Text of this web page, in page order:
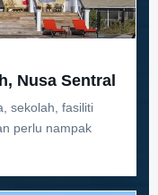
Nusa Sentral
sekolah, fasiliti
perlu nampak